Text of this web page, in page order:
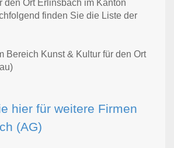
den Ort Erlinsbach im Kanton
finden Sie die Liste der
Bereich Kunst & Kultur für den Ort
hier für weitere Firmen
(AG)